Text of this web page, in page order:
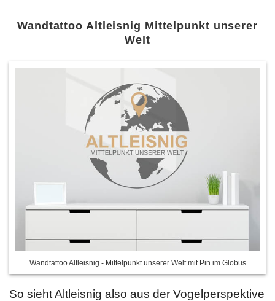
Wandtattoo Altleisnig Mittelpunkt unserer
Welt
Wandtattoo Altleisnig - Mittelpunkt unserer Welt mit Pin im Globus
So sieht Altleisnig also aus der Vogelperspektive